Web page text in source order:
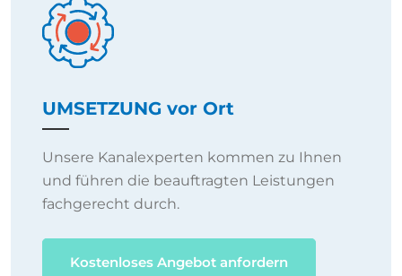
UMSETZUNG vor Ort
Unsere Kanalexperten kommen zu Ihnen
und führen die beauftragten Leistungen
fachgerecht durch.
Kostenloses Angebot anfordern